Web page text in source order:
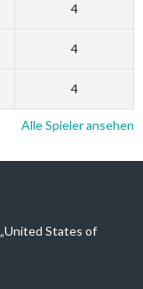
4
4
4
Alle Spieler ansehen
States of